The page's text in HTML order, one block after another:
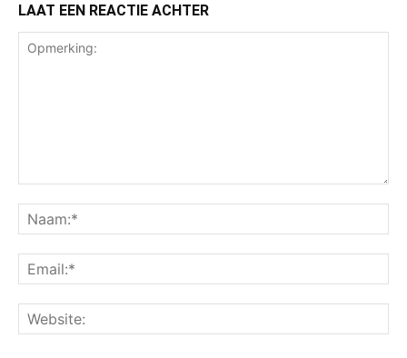
LAAT EEN REACTIE ACHTER